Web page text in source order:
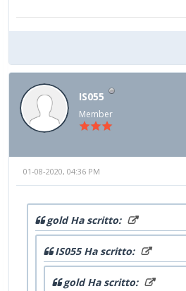
IS055
Member
01-08-2020, 04:36 PM
gold Ha scritto:
IS055 Ha scritto:
gold Ha scritto: